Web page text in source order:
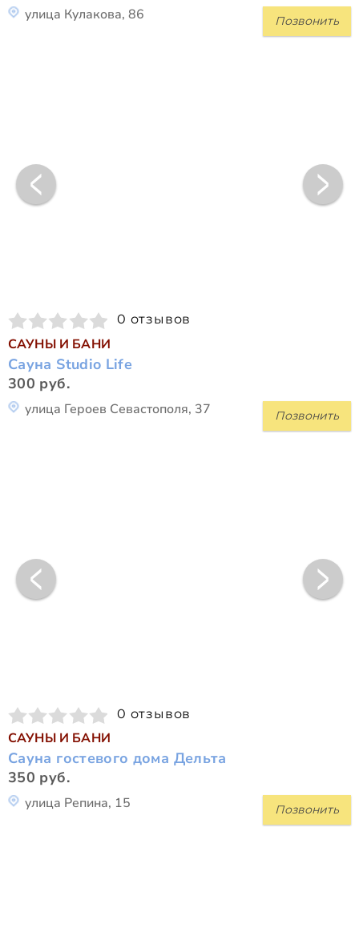
Позвонить
улица Кулакова, 86
0 отзывов
САУНЫ И БАНИ
Сауна Studio Life
300 руб.
Позвонить
улица Героев Севастополя, 37
0 отзывов
САУНЫ И БАНИ
Сауна гостевого дома Дельта
350 руб.
Позвонить
улица Репина, 15